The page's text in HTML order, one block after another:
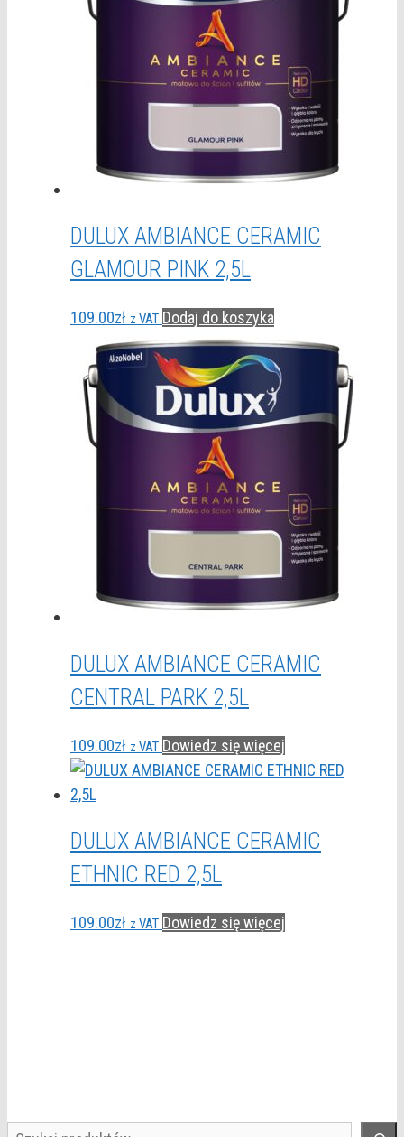
DULUX AMBIANCE CERAMIC
GLAMOUR PINK 2,5L
109.00zł z VAT Dodaj do koszyka
DULUX AMBIANCE CERAMIC
CENTRAL PARK 2,5L
109.00zł z VAT Dowiedz się więcej
DULUX AMBIANCE CERAMIC
ETHNIC RED 2,5L
109.00zł z VAT Dowiedz się więcej
Szukaj